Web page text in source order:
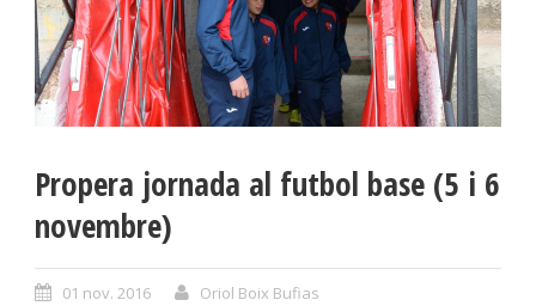
Propera jornada al futbol base (5 i 6
novembre)
01 nov. 2016
Oriol Boix Bufias